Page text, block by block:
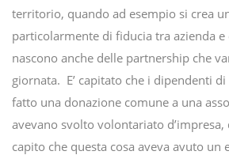
territorio, quando ad esempio si crea
particolarmente di fiducia tra azienda e
nascono anche delle partnership che
giornata. E’ capitato che i dipendenti di
fatto una donazione comune a una
avevano svolto volontariato d’impresa,
capito che questa cosa aveva avuto